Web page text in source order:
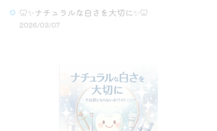
🦷✨ナチュラルな白さを大切に✨🦷
2026/03/07